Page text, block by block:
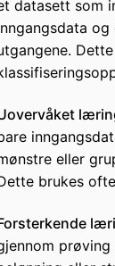
datasett som
og
eller
brukes